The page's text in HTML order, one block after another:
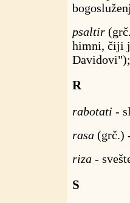
psaltir
himni, čiji
R
rabotati -
rasa (grč.)
riza -
S